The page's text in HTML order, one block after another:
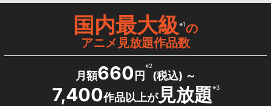
国内最大級※1の
アニメ見放題作品数
月額660 円
※2
(税込) ～
7,400作品以上が見放題※3